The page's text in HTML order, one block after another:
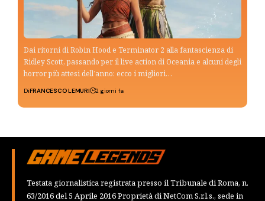
Dai ritorni di Robin Hood e Terminator 2 alla fantascienza di
Ridley Scott, passando per il live action di Oceania e alcuni degli
horror più attesi dell’anno: ecco i migliori…
DiFRANCESCO LEMURI 2 giorni fa
Testata giornalistica registrata presso il Tribunale di Roma, n.
63/2016 del 5 Aprile 2016 Proprietà di NetCom S.r.l.s., sede in